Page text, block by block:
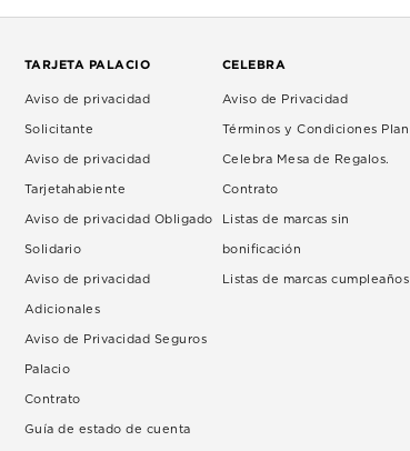
TARJETA PALACIO
Aviso de privacidad
Solicitante
Aviso de privacidad
Tarjetahabiente
Aviso de privacidad Obligado
Solidario
Aviso de privacidad
Adicionales
Aviso de Privacidad Seguros
Palacio
Contrato
Guía de estado de cuenta
CELEBRA
Aviso de Privacidad
Términos y Condiciones Plan
Celebra Mesa de Regalos.
Contrato
Listas de marcas sin
bonificación
Listas de marcas cumpleaños